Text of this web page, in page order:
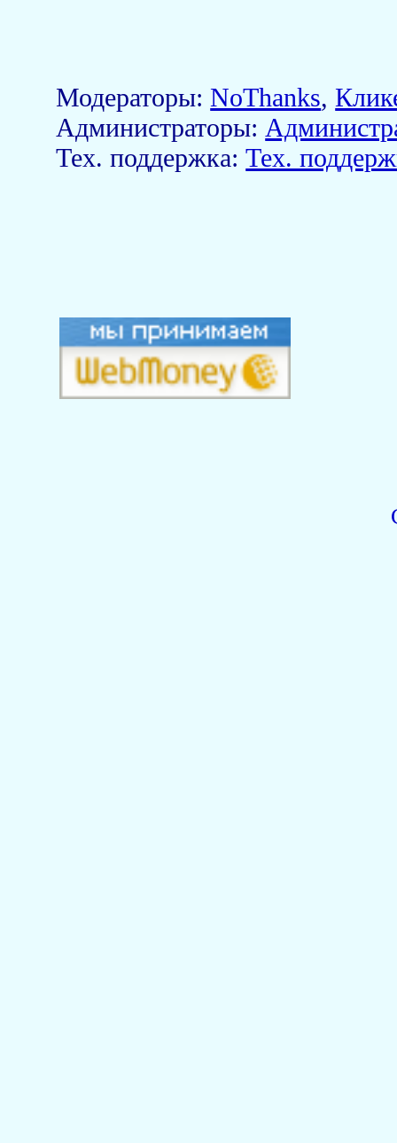
Модераторы:NoThanks,
Aдминистраторы:
Тех. поддержка:Тех.